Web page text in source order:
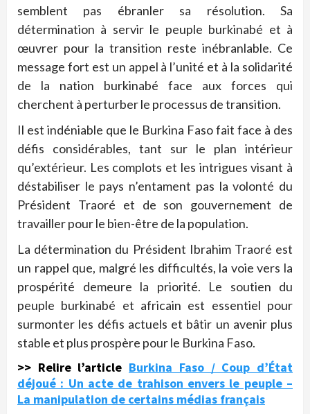
semblent pas ébranler sa résolution. Sa
détermination à servir le peuple burkinabé et à
œuvrer pour la transition reste inébranlable. Ce
message fort est un appel à l’unité et à la solidarité
de la nation burkinabé face aux forces qui
cherchent à perturber le processus de transition.
Il est indéniable que le Burkina Faso fait face à des
défis considérables, tant sur le plan intérieur
qu’extérieur. Les complots et les intrigues visant à
déstabiliser le pays n’entament pas la volonté du
Président Traoré et de son gouvernement de
travailler pour le bien-être de la population.
La détermination du Président Ibrahim Traoré est
un rappel que, malgré les difficultés, la voie vers la
prospérité demeure la priorité. Le soutien du
peuple burkinabé et africain est essentiel pour
surmonter les défis actuels et bâtir un avenir plus
stable et plus prospère pour le Burkina Faso.
>> Relire l’article Burkina Faso / Coup d’État
déjoué : Un acte de trahison envers le peuple –
La manipulation de certains médias français